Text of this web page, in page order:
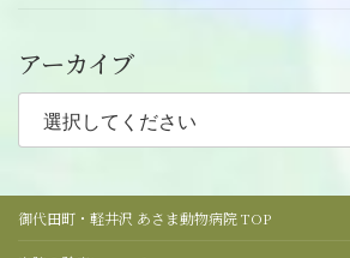
アーカイブ
御代田町・軽井沢 あさま動物病院 TOP